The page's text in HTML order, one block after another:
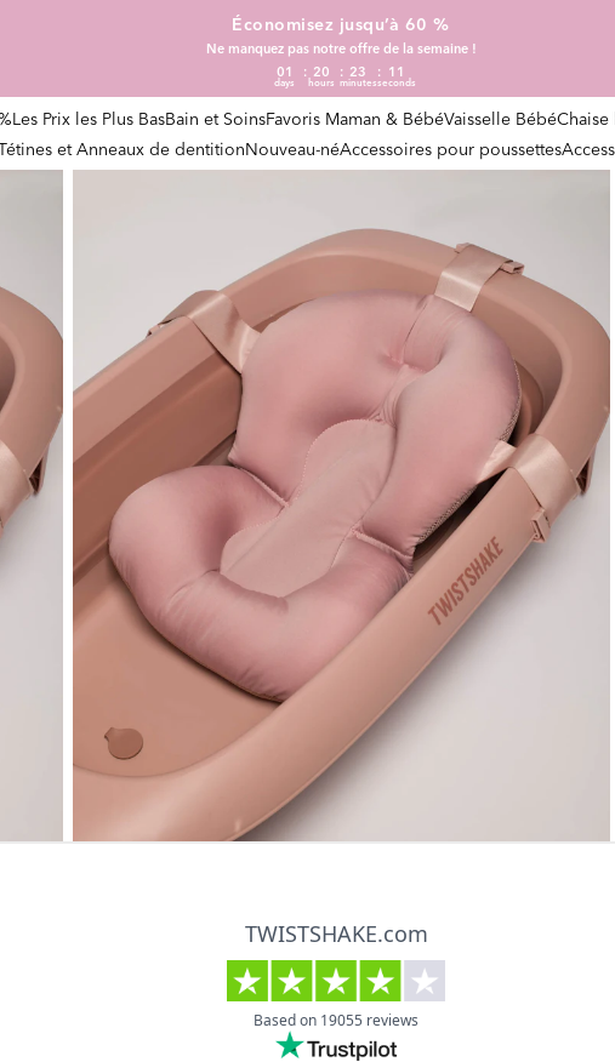
Économisez jusqu’à 60 %
Ne manquez pas notre offre de la semaine !
01
days
20
hours
23
minutes
10
seconds
Les Prix les Plus BasBain et SoinsFavoris Maman & BébéVaisselle BébéChaise
et Anneaux de dentitionNouveau-néAccessoires pour poussettes